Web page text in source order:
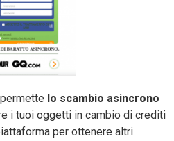
lo scambio asincrono
i tuoi oggetti in cambio di crediti
per ottenere altri